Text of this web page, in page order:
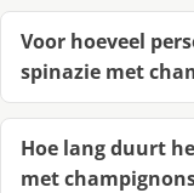
Voor hoeveel
spinazie met
Hoe lang duurt
met